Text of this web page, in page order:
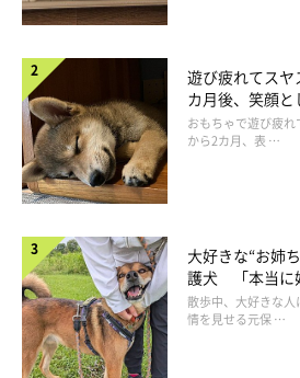
遊び疲れてス
カ月後、笑顔
成長！
おもちゃで遊び疲
から2カ月、表 …
大好きな“お姉
護犬 「本当に
表情にほっこり
散歩中、大好きな
情を見せる元保 …